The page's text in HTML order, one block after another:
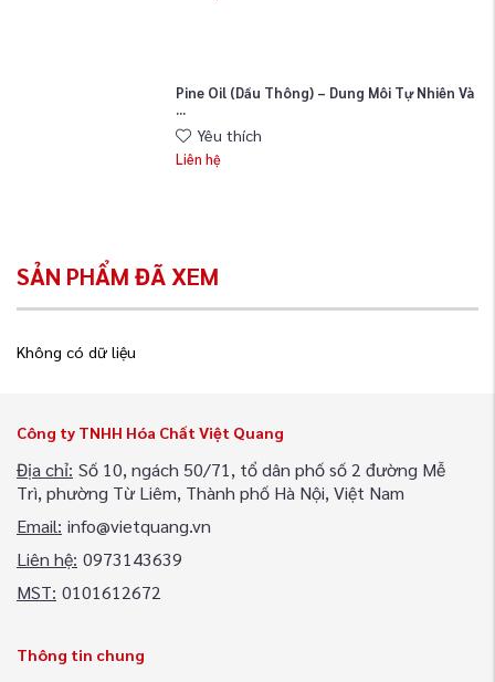
Pine Oil (Dầu Thông) – Dung Môi Tự Nhiên Và
...
Yêu thích
Liên hệ
SẢN PHẨM ĐÃ XEM
Không có dữ liệu
Công ty TNHH Hóa Chất Việt Quang
Địa chỉ: Số 10, ngách 50/71, tổ dân phố số 2 đường Mễ
Trì, phường Từ Liêm, Thành phố Hà Nội, Việt Nam
Email: info@vietquang.vn
Liên hệ: 0973143639
MST: 0101612672
Thông tin chung